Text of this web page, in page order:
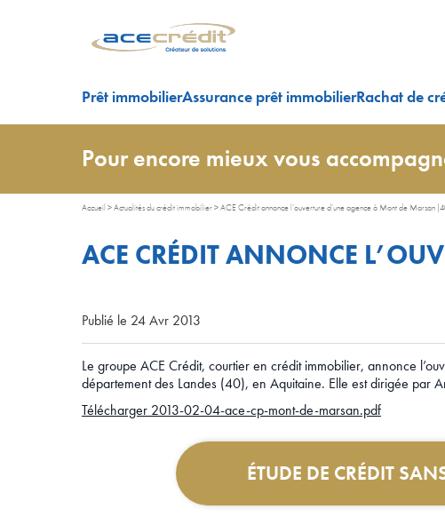
Prêt immobilierAssurance prêt immobilierRachat de
Pour encore mieux vous
Accueil >Actualités du crédit immobilier>ACE Crédit annonce l’ouverture d’une agence à Mont de Marsan
ACE CRÉDIT ANNONCE
Publié le 24 Avr 2013
Le groupe ACE Crédit, courtier en crédit immobilier, annonce
département des Landes (40), en Aquitaine. Elle est dirigée par
Télécharger 2013-02-04-ace-cp-mont-de-marsan.pdf
ÉTUDE DE CRÉDIT